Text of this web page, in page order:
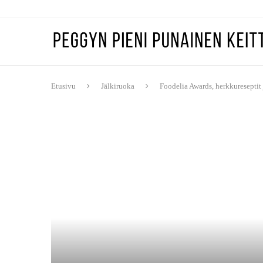
Etusivu Jälkiruoka Foodelia Awards,